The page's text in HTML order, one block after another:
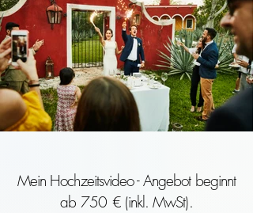
Mein Hochzeitsvideo - Angebot beginnt
ab 750 € (inkl. MwSt).